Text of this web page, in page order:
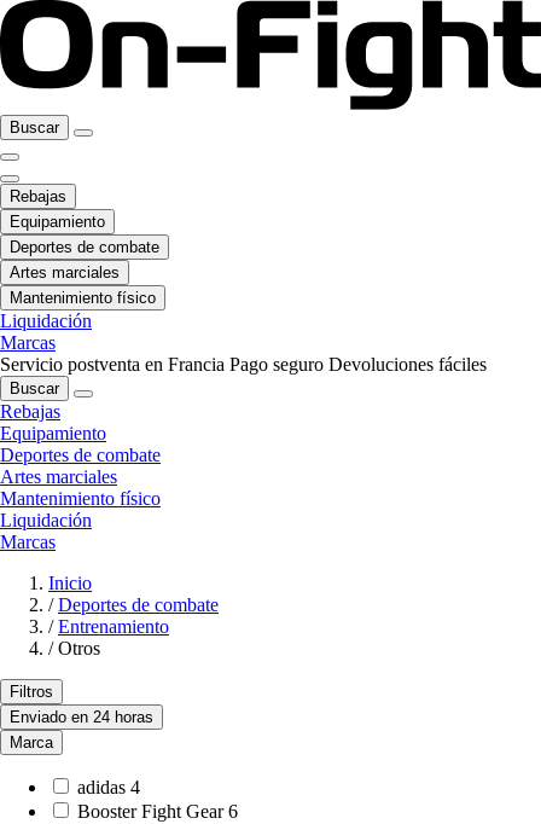
Buscar
Rebajas
Equipamiento
Deportes de combate
Artes marciales
Mantenimiento físico
Liquidación
Marcas
Servicio postventa en Francia Pago seguro Devoluciones fáciles
Buscar
Rebajas
Equipamiento
Deportes de combate
Artes marciales
Mantenimiento físico
Liquidación
Marcas
Inicio
/ Deportes de combate
/ Entrenamiento
/ Otros
Filtros
Enviado en 24 horas
Marca
adidas 4
Booster Fight Gear 6